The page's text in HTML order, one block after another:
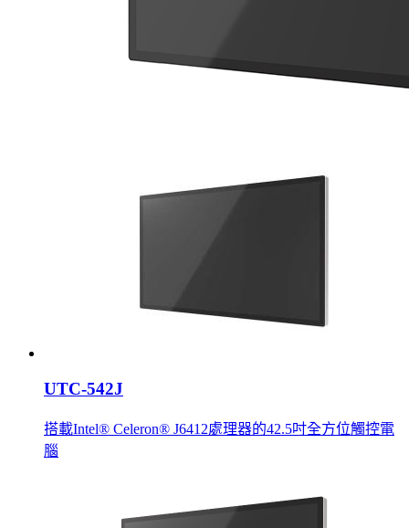
UTC-542J
搭載Intel® Celeron® J6412處理器的42.5吋全方位觸控電
腦